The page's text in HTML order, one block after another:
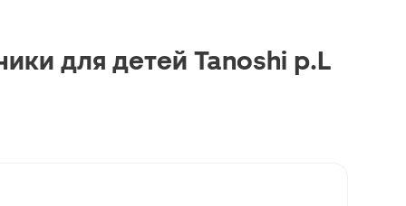
для детей Tanoshi р.L